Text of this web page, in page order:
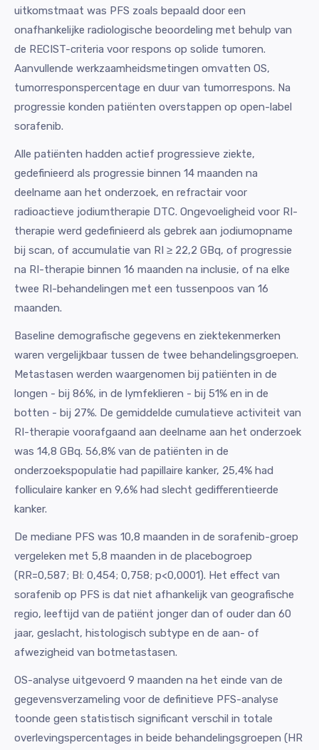
uitkomstmaat was PFS zoals bepaald door een
onafhankelijke radiologische beoordeling met behulp van
de RECIST-criteria voor respons op solide tumoren.
Aanvullende werkzaamheidsmetingen omvatten OS,
tumorresponspercentage en duur van tumorrespons. Na
progressie konden patiënten overstappen op open-label
sorafenib.
Alle patiënten hadden actief progressieve ziekte,
gedefinieerd als progressie binnen 14 maanden na
deelname aan het onderzoek, en refractair voor
radioactieve jodiumtherapie DTC. Ongevoeligheid voor RI-
therapie werd gedefinieerd als gebrek aan jodiumopname
bij scan, of accumulatie van RI ≥ 22,2 GBq, of progressie
na RI-therapie binnen 16 maanden na inclusie, of na elke
twee RI-behandelingen met een tussenpoos van 16
maanden.
Baseline demografische gegevens en ziektekenmerken
waren vergelijkbaar tussen de twee behandelingsgroepen.
Metastasen werden waargenomen bij patiënten in de
longen - bij 86%, in de lymfeklieren - bij 51% en in de
botten - bij 27%. De gemiddelde cumulatieve activiteit van
RI-therapie voorafgaand aan deelname aan het onderzoek
was 14,8 GBq. 56,8% van de patiënten in de
onderzoekspopulatie had papillaire kanker, 25,4% had
folliculaire kanker en 9,6% had slecht gedifferentieerde
kanker.
De mediane PFS was 10,8 maanden in de sorafenib-groep
vergeleken met 5,8 maanden in de placebogroep
(RR=0,587; BI: 0,454; 0,758; p<0,0001). Het effect van
sorafenib op PFS is dat niet afhankelijk van geografische
regio, leeftijd van de patiënt jonger dan of ouder dan 60
jaar, geslacht, histologisch subtype en de aan- of
afwezigheid van botmetastasen.
OS-analyse uitgevoerd 9 maanden na het einde van de
gegevensverzameling voor de definitieve PFS-analyse
toonde geen statistisch significant verschil in totale
overlevingspercentages in beide behandelingsgroepen (HR